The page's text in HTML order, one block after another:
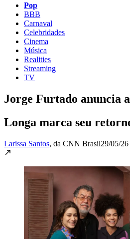
Pop
BBB
Carnaval
Celebridades
Cinema
Música
Realities
Streaming
TV
Jorge Furtado anuncia
Longa marca seu
Larissa Santos, da CNN Brasil29/05/